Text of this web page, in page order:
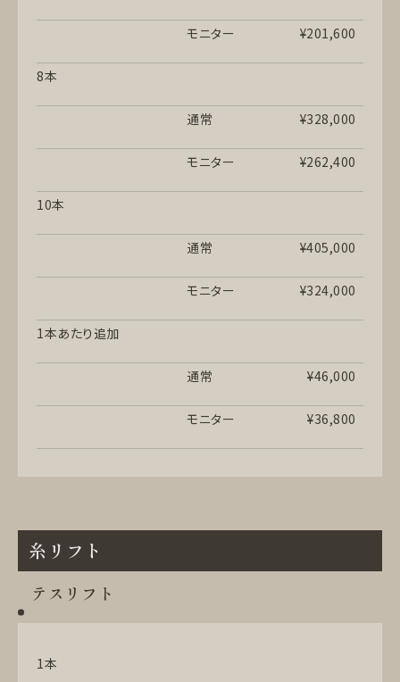
モニター ¥201,600
8本
通常 ¥328,000
モニター ¥262,400
10本
通常 ¥405,000
モニター ¥324,000
1本あたり追加
通常 ¥46,000
モニター ¥36,800
糸リフト
テスリフト
1本